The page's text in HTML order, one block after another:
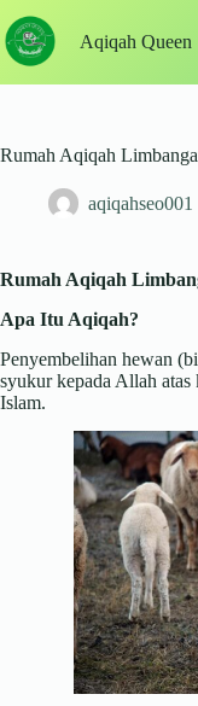
to
content
Aqiqah Queen
Rumah Aqiqah
aqiqahseo001
Rumah Aqiqah
Apa Itu Aqiqah?
Penyembelihan hewan
syukur kepada Allah atas
Islam.